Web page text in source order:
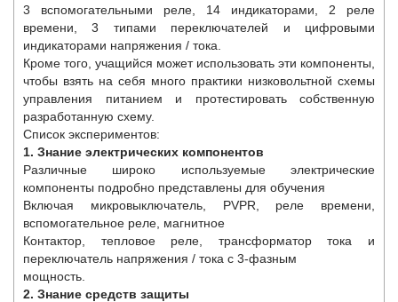
3 вспомогательными реле, 14 индикаторами, 2 реле
времени, 3 типами переключателей и цифровыми
индикаторами напряжения / тока.
Кроме того, учащийся может использовать эти компоненты,
чтобы взять на себя много практики низковольтной схемы
управления питанием и протестировать собственную
разработанную схему.
Список экспериментов:
1. Знание электрических компонентов
Различные широко используемые электрические
компоненты подробно представлены для обучения
Включая микровыключатель, PVPR, реле времени,
вспомогательное реле, магнитное
Контактор, тепловое реле, трансформатор тока и
переключатель напряжения / тока с 3-фазным
мощность.
2. Знание средств защиты